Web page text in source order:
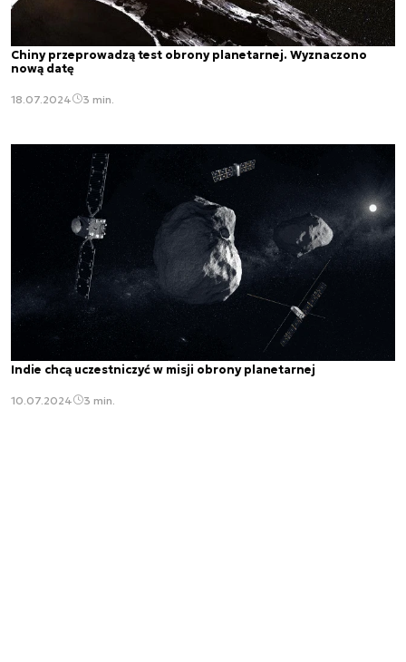
Chiny przeprowadzą test obrony planetarnej. Wyznaczono
nową datę
18.07.2024 3 min.
Indie chcą uczestniczyć w misji obrony planetarnej
10.07.2024 3 min.